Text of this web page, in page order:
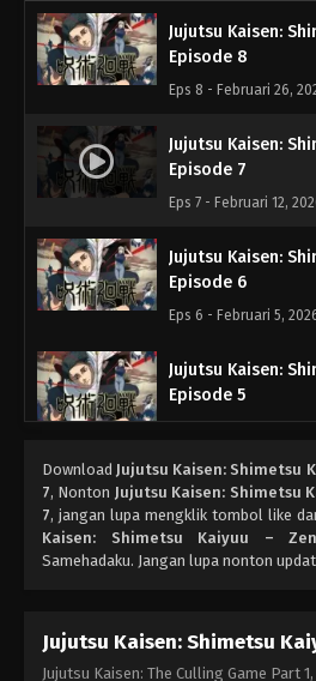
Jujutsu Kaisen:
Episode 8
Eps 8 - Februari 26,
Jujutsu Kaisen:
Episode 7
Eps 7 - Februari 12,
Jujutsu Kaisen:
Episode 6
Eps 6 - Februari 5,
Jujutsu Kaisen:
Episode 5
Jujutsu Kaisen:
Episode 4
Eps 4 - Januari 22, 2026
Eps 3 - Januari 15, 2026
DownloadJujutsu Kaisen: Shimetsu
7, Nonton Jujutsu Kaisen: Shimetsu
7, jangan lupa mengklik tombol like
Kaisen: Shimetsu Kaiyuu –
Samehadaku. Jangan lupa nonton
Jujutsu Kaisen: Shimetsu
Jujutsu Kaisen: The Culling Game Part